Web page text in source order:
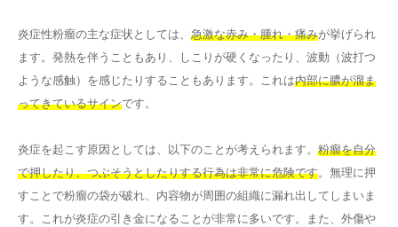
炎症性粉瘤の主な症状としては、 急激な赤み・腫れ・痛みが挙げられ
ます。発熱を伴うこともあり、しこりが硬くなったり、波動（波打つ
ような感触）を感じたりすることもあります。これは内部に膿が溜ま
ってきているサインです。
炎症を起こす原因としては、以下のことが考えられます。 粉瘤を自分
で押したり、つぶそうとしたりする行為は非常に危険です。無理に押
すことで粉瘤の袋が破れ、内容物が周囲の組織に漏れ出してしまいま
す。これが炎症の引き金になることが非常に多いです。また、外傷や